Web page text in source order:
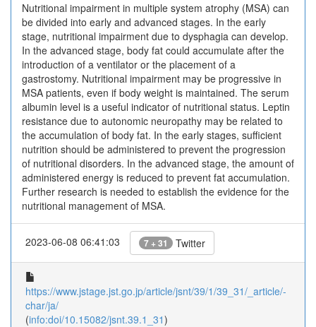
Nutritional impairment in multiple system atrophy (MSA) can
be divided into early and advanced stages. In the early
stage, nutritional impairment due to dysphagia can develop.
In the advanced stage, body fat could accumulate after the
introduction of a ventilator or the placement of a
gastrostomy. Nutritional impairment may be progressive in
MSA patients, even if body weight is maintained. The serum
albumin level is a useful indicator of nutritional status. Leptin
resistance due to autonomic neuropathy may be related to
the accumulation of body fat. In the early stages, sufficient
nutrition should be administered to prevent the progression
of nutritional disorders. In the advanced stage, the amount of
administered energy is reduced to prevent fat accumulation.
Further research is needed to establish the evidence for the
nutritional management of MSA.
2023-06-08 06:41:03 7 + 31 Twitter
https://www.jstage.jst.go.jp/article/jsnt/39/1/39_31/_article/-
char/ja/
(info:doi/10.15082/jsnt.39.1_31)